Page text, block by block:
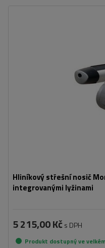
Hliníkový střešní nosič
integrovanými lyžinami
5 215,00 Kč s DPH
Produkt dostupný ve